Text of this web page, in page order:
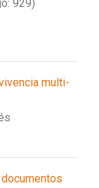
929)
multi-